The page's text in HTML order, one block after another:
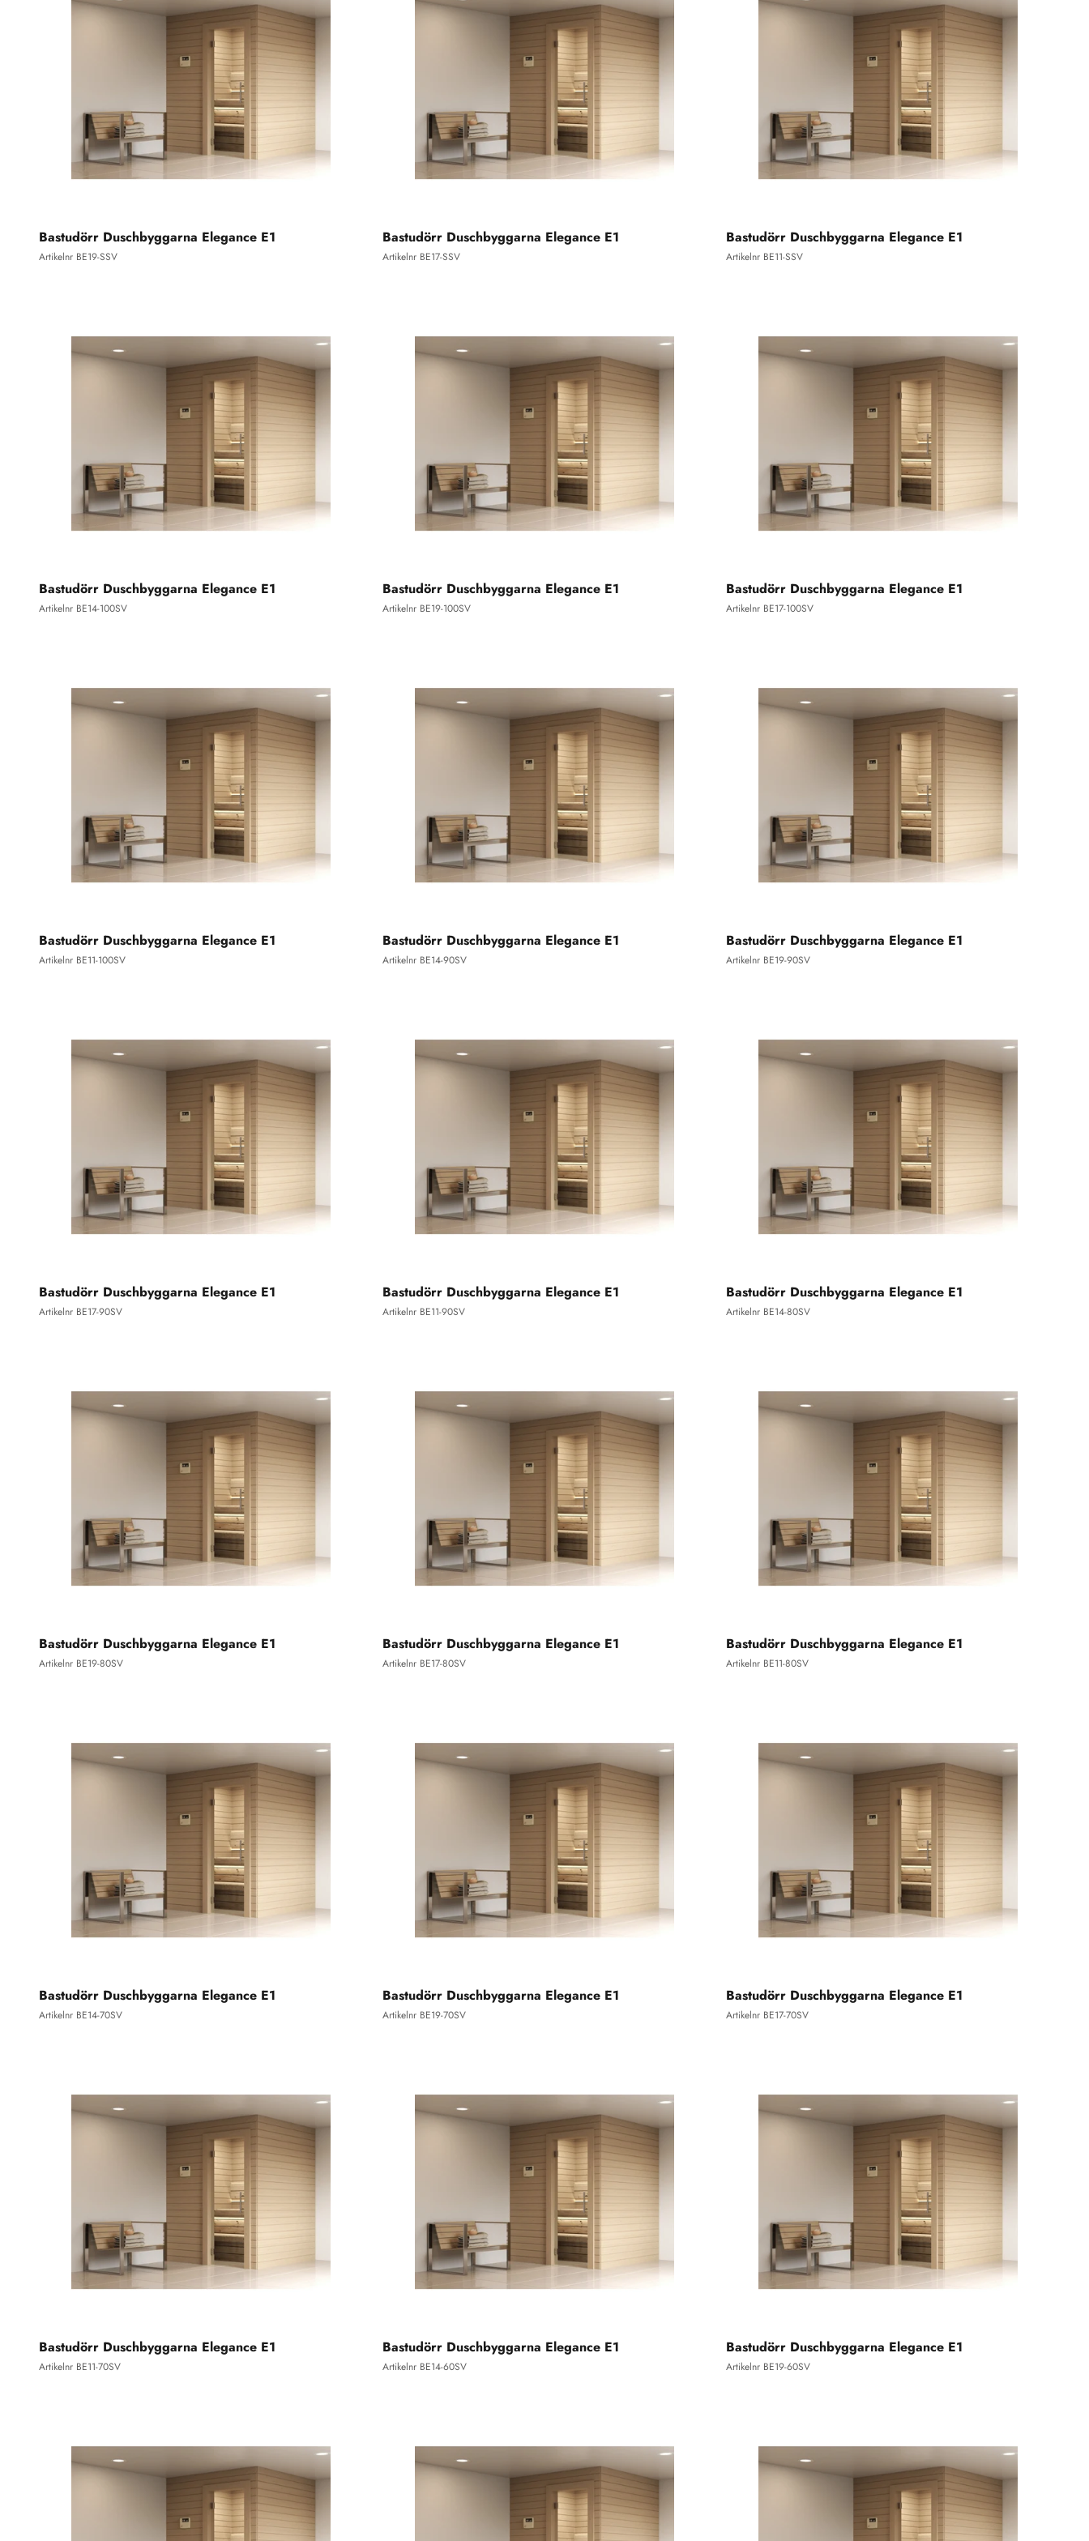
Bastudörr Duschbyggarna Elegance E1
Artikelnr BE19-SSV
Bastudörr Duschbyggarna Elegance E1
Artikelnr BE17-SSV
Bastudörr Duschbyggarna Elegance E1
Artikelnr BE11-SSV
Bastudörr Duschbyggarna Elegance E1
Artikelnr BE14-100SV
Bastudörr Duschbyggarna Elegance E1
Artikelnr BE19-100SV
Bastudörr Duschbyggarna Elegance E1
Artikelnr BE17-100SV
Bastudörr Duschbyggarna Elegance E1
Artikelnr BE11-100SV
Bastudörr Duschbyggarna Elegance E1
Artikelnr BE14-90SV
Bastudörr Duschbyggarna Elegance E1
Artikelnr BE19-90SV
Bastudörr Duschbyggarna Elegance E1
Artikelnr BE17-90SV
Bastudörr Duschbyggarna Elegance E1
Artikelnr BE11-90SV
Bastudörr Duschbyggarna Elegance E1
Artikelnr BE14-80SV
Bastudörr Duschbyggarna Elegance E1
Artikelnr BE19-80SV
Bastudörr Duschbyggarna Elegance E1
Artikelnr BE17-80SV
Bastudörr Duschbyggarna Elegance E1
Artikelnr BE11-80SV
Bastudörr Duschbyggarna Elegance E1
Artikelnr BE14-70SV
Bastudörr Duschbyggarna Elegance E1
Artikelnr BE19-70SV
Bastudörr Duschbyggarna Elegance E1
Artikelnr BE17-70SV
Bastudörr Duschbyggarna Elegance E1
Artikelnr BE11-70SV
Bastudörr Duschbyggarna Elegance E1
Artikelnr BE14-60SV
Bastudörr Duschbyggarna Elegance E1
Artikelnr BE19-60SV